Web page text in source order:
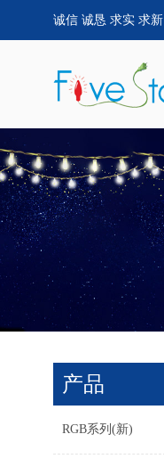
诚信 诚恳 求实 求新
产品
RGB系列(新)